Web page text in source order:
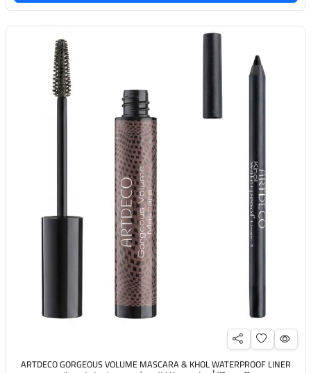
ARTDECO GORGEOUS VOLUME MASCARA & KHOL WATERPROOF LINER